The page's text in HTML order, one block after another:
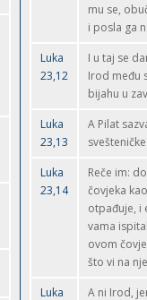
mu se,
i posla ga
Luka
23,12
I u taj se
Irod među
bijahu u
Luka
23,13
A Pilat
Luka
23,14
Reče im:
čovjeka
otpađuje, i
vama
ovom
što vi na
Luka
A ni Irod,